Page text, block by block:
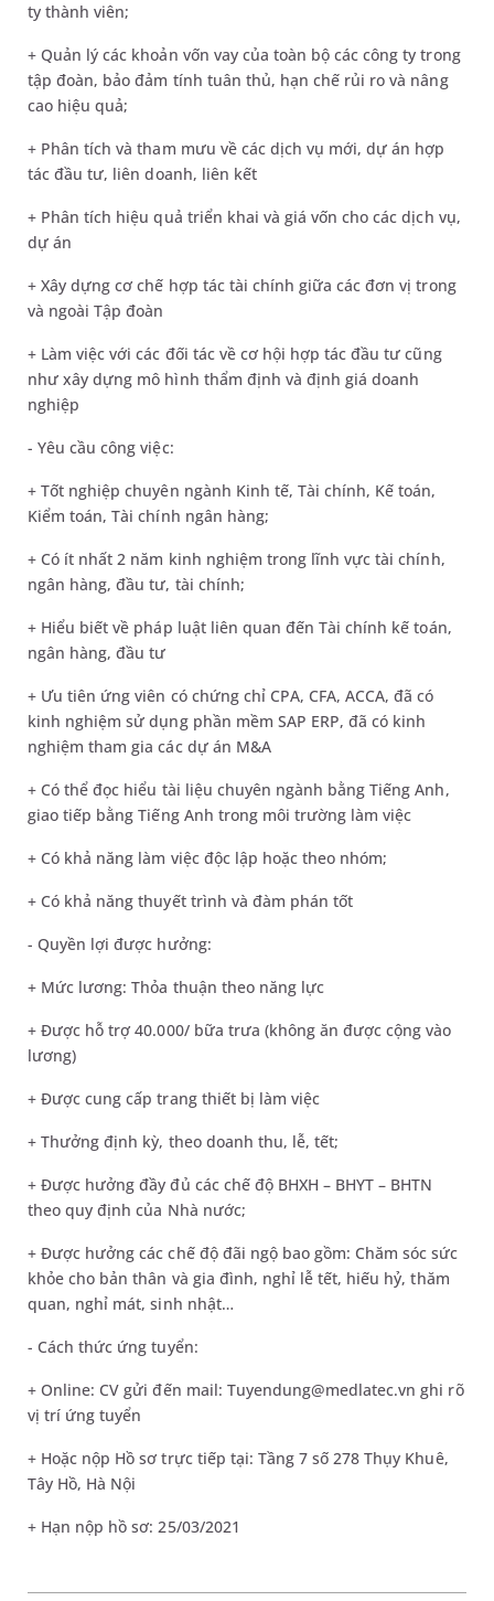
ty thành viên;
+ Quản lý các khoản vốn vay của toàn bộ các công ty trong
tập đoàn, bảo đảm tính tuân thủ, hạn chế rủi ro và nâng
cao hiệu quả;
+ Phân tích và tham mưu về các dịch vụ mới, dự án hợp
tác đầu tư, liên doanh, liên kết
+ Phân tích hiệu quả triển khai và giá vốn cho các dịch vụ,
dự án
+ Xây dựng cơ chế hợp tác tài chính giữa các đơn vị trong
và ngoài Tập đoàn
+ Làm việc với các đối tác về cơ hội hợp tác đầu tư cũng
như xây dựng mô hình thẩm định và định giá doanh
nghiệp
- Yêu cầu công việc:
+ Tốt nghiệp chuyên ngành Kinh tế, Tài chính, Kế toán,
Kiểm toán, Tài chính ngân hàng;
+ Có ít nhất 2 năm kinh nghiệm trong lĩnh vực tài chính,
ngân hàng, đầu tư, tài chính;
+ Hiểu biết về pháp luật liên quan đến Tài chính kế toán,
ngân hàng, đầu tư
+ Ưu tiên ứng viên có chứng chỉ CPA, CFA, ACCA, đã có
kinh nghiệm sử dụng phần mềm SAP ERP, đã có kinh
nghiệm tham gia các dự án M&A
+ Có thể đọc hiểu tài liệu chuyên ngành bằng Tiếng Anh,
giao tiếp bằng Tiếng Anh trong môi trường làm việc
+ Có khả năng làm việc độc lập hoặc theo nhóm;
+ Có khả năng thuyết trình và đàm phán tốt
- Quyền lợi được hưởng:
+ Mức lương: Thỏa thuận theo năng lực
+ Được hỗ trợ 40.000/ bữa trưa (không ăn được cộng vào
lương)
+ Được cung cấp trang thiết bị làm việc
+ Thưởng định kỳ, theo doanh thu, lễ, tết;
+ Được hưởng đầy đủ các chế độ BHXH – BHYT – BHTN
theo quy định của Nhà nước;
+ Được hưởng các chế độ đãi ngộ bao gồm: Chăm sóc sức
khỏe cho bản thân và gia đình, nghỉ lễ tết, hiếu hỷ, thăm
quan, nghỉ mát, sinh nhật…
- Cách thức ứng tuyển:
+ Online: CV gửi đến mail: Tuyendung@medlatec.vn ghi rõ
vị trí ứng tuyển
+ Hoặc nộp Hồ sơ trực tiếp tại: Tầng 7 số 278 Thụy Khuê,
Tây Hồ, Hà Nội
+ Hạn nộp hồ sơ: 25/03/2021